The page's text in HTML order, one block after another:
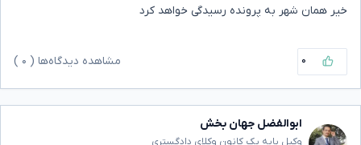
خیر همان شهر به پرونده رسیدگی خواهد کرد
۰ مشاهده دیدگاه‌ها ( ۰
ابوالفضل جهان بخش
وکیل پایه یک کانون وکلای دادگستری